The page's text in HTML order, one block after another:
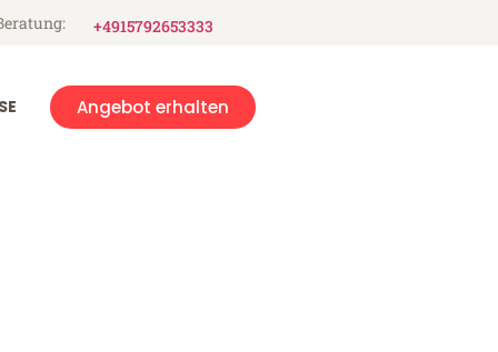
+4915792653333
Angebot erhalten